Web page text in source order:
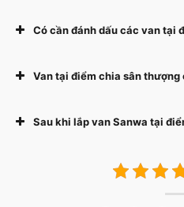
Có cần đánh dấu các van tại
Van tại điểm chia sân thượng
Sau khi lắp van Sanwa tại